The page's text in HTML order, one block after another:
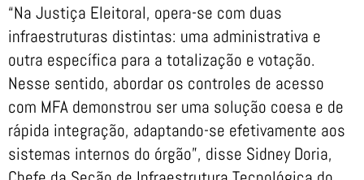
“Na Justiça Eleitoral, opera-se com duas
infraestruturas distintas: uma administrativa e
outra específica para a totalização e votação.
Nesse sentido, abordar os controles de acesso
com MFA demonstrou ser uma solução coesa e de
rápida integração, adaptando-se efetivamente aos
sistemas internos do órgão”, disse Sidney Doria,